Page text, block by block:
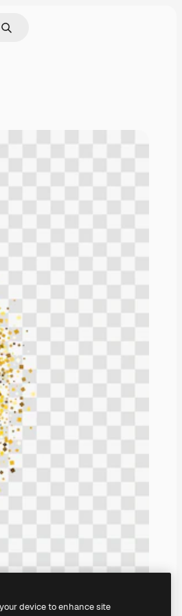
par image
Rechercher
device to enhance site